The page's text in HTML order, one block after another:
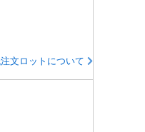
文ロットについて